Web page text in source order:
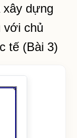
xây dựng
với chủ
tế (Bài 3)